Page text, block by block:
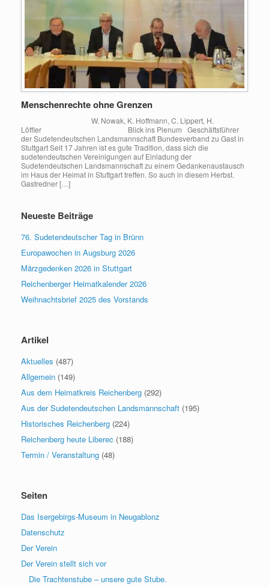
Menschenrechte ohne Grenzen
W. Nowak, K. Hoffmann, C. Lippert, H.
Löffler Blick ins Plenum Geschäftsführer
der Sudetendeutschen Landsmannschaft Bundesverband zu Gast in
Stuttgart Seit 17 Jahren ist es gute Tradition, dass sich die
sudetendeutschen Vereinigungen auf Einladung der
Sudetendeutschen Landsmannschaft zu einem Gedankenaustausch
im Haus der Heimat in Stuttgart treffen. So auch in diesem Herbst.
Gastredner […]
Neueste Beiträge
76. Sudetendeutscher Tag in Brünn
Europawochen in Augsburg 2026
Märzgedenken 2026 in Stuttgart
Reichenberger Heimatkalender 2026
Weihnachtsbrief 2025 des Vorstands
Artikel
Aktuelles (487)
Allgemein (149)
Aus dem Heimatkreis Reichenberg (292)
Aus der Sudetendeutschen Landsmannschaft (195)
Historisches Reichenberg (224)
Reichenberg heute Liberec (188)
Termin / Veranstaltung (48)
Seiten
Das Isergebirgs-Museum in Neugablonz
Datenschutz
Der Verein
Der Verein stellt sich vor
Die Trachtenstube – unsere gute Stube.